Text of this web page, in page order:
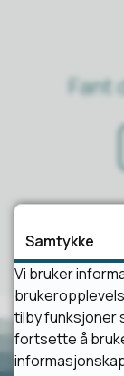
Fant
Samtykke
Vi bruker
tilby funksjoner
fortsette å